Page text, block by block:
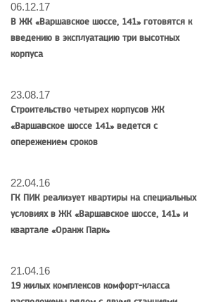
06.12.17
В ЖК «Варшавское шоссе, 141» готовятся к
введению в эксплуатацию три высотных
корпуса
23.08.17
Строительство четырех корпусов ЖК
«Варшавское шоссе 141» ведется с
опережением сроков
22.04.16
ГК ПИК реализует квартиры на специальных
условиях в ЖК «Варшавское шоссе, 141» и
квартале «Оранж Парк»
21.04.16
19 жилых комплексов комфорт-класса